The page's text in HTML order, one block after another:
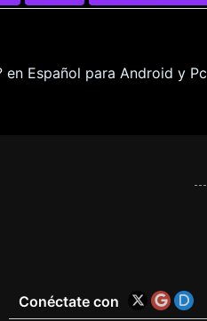
en Español para Android y Pc
Conéctate con